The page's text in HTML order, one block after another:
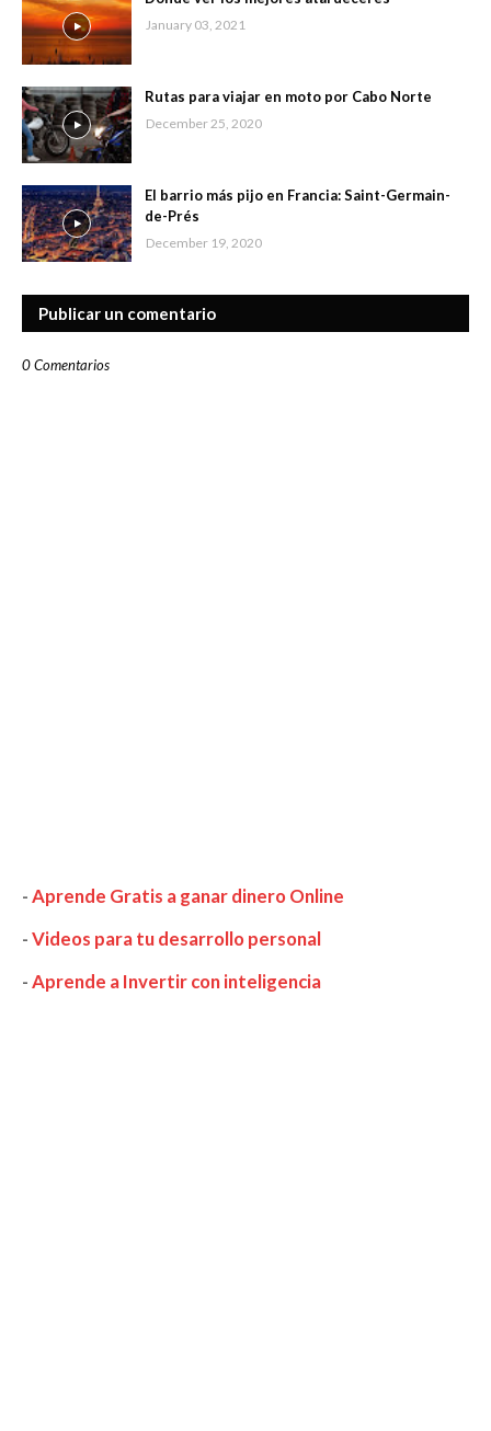
January 03, 2021
Rutas para viajar en moto por Cabo Norte
December 25, 2020
El barrio más pijo en Francia: Saint-Germain-
de-Prés
December 19, 2020
Publicar un comentario
0 Comentarios
-Aprende Gratis a ganar dinero Online
-Videos para tu desarrollo personal
-Aprende a Invertir con inteligencia